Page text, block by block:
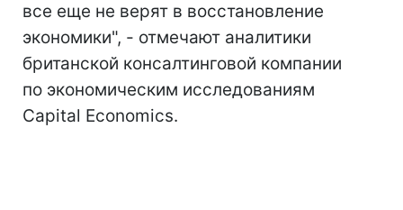
все еще не верят в восстановление
экономики", - отмечают аналитики
британской консалтинговой компании
по экономическим исследованиям
Capital Economics.